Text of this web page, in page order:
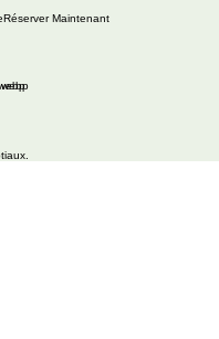
Réserver Maintenant